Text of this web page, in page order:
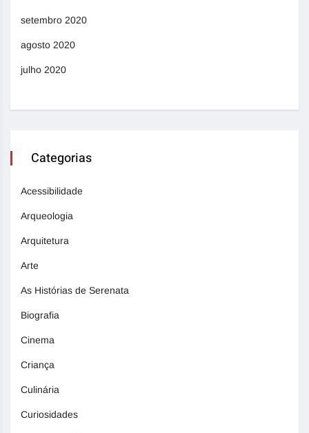
setembro 2020
agosto 2020
julho 2020
Categorias
Acessibilidade
Arqueologia
Arquitetura
Arte
As Histórias de Serenata
Biografia
Cinema
Criança
Culinária
Curiosidades